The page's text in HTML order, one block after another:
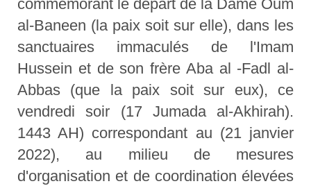
commémorant le départ de la Dame Oum
al-Baneen (la paix soit sur elle), dans les
sanctuaires immaculés de l'Imam
Hussein et de son frère Aba al -Fadl al-
Abbas (que la paix soit sur eux), ce
vendredi soir (17 Jumada al-Akhirah).
1443 AH) correspondant au (21 janvier
2022), au milieu de mesures
d'organisation et de coordination élevées